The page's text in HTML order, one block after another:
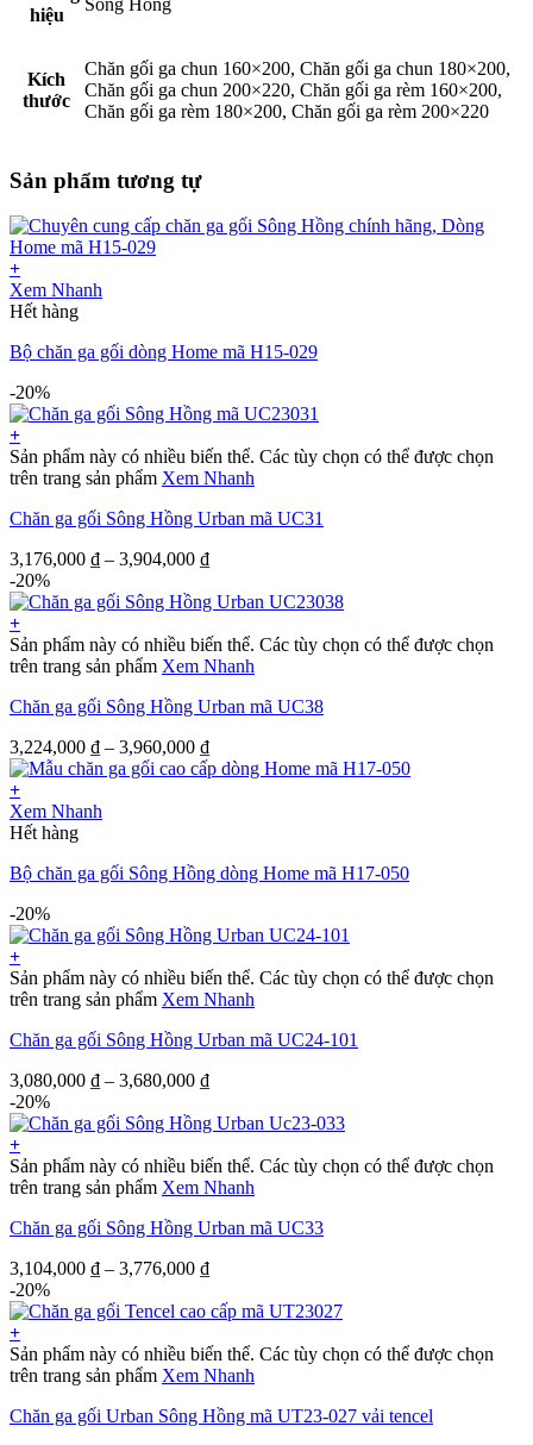
hiệu
Kích
thước
Chăn gối ga chun 160×200, Chăn gối ga chun 180×200,
Chăn gối ga chun 200×220, Chăn gối ga rèm 160×200,
Chăn gối ga rèm 180×200, Chăn gối ga rèm 200×220
Sản phẩm tương tự
+
Xem Nhanh
Hết hàng
Bộ chăn ga gối dòng Home mã H15-029
-20%
+
Sản phẩm này có nhiều biến thể. Các tùy chọn có thể được chọn
trên trang sản phẩm Xem Nhanh
Chăn ga gối Sông Hồng Urban mã UC31
3,176,000 ₫ – 3,904,000 ₫
-20%
+
Sản phẩm này có nhiều biến thể. Các tùy chọn có thể được chọn
trên trang sản phẩm Xem Nhanh
Chăn ga gối Sông Hồng Urban mã UC38
3,224,000 ₫ – 3,960,000 ₫
+
Xem Nhanh
Hết hàng
Bộ chăn ga gối Sông Hồng dòng Home mã H17-050
-20%
+
Sản phẩm này có nhiều biến thể. Các tùy chọn có thể được chọn
trên trang sản phẩm Xem Nhanh
Chăn ga gối Sông Hồng Urban mã UC24-101
3,080,000 ₫ – 3,680,000 ₫
-20%
+
Sản phẩm này có nhiều biến thể. Các tùy chọn có thể được chọn
trên trang sản phẩm Xem Nhanh
Chăn ga gối Sông Hồng Urban mã UC33
3,104,000 ₫ – 3,776,000 ₫
-20%
+
Sản phẩm này có nhiều biến thể. Các tùy chọn có thể được chọn
trên trang sản phẩm Xem Nhanh
Chăn ga gối Urban Sông Hồng mã UT23-027 vải tencel